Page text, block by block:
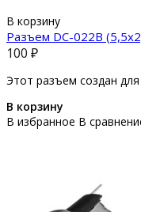
В корзину
Разъем DC-022B
100 ₽
Этот разъем создан
В корзину
В избранное В